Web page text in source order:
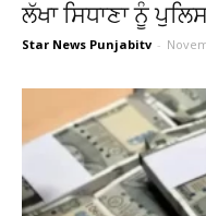
ਲੱਖਾ ਸਿਧਾਣਾ ਨੂੰ
Star News Punjabitv -